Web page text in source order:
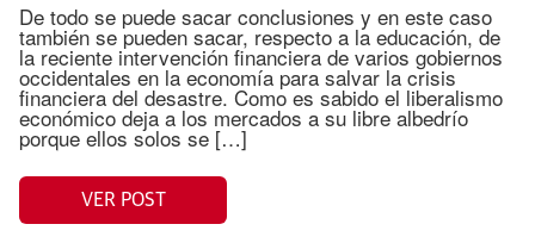
De todo se puede sacar conclusiones y en este caso
también se pueden sacar, respecto a la educación, de
la reciente intervención financiera de varios gobiernos
occidentales en la economía para salvar la crisis
financiera del desastre. Como es sabido el liberalismo
económico deja a los mercados a su libre albedrío
porque ellos solos se […]
VER POST